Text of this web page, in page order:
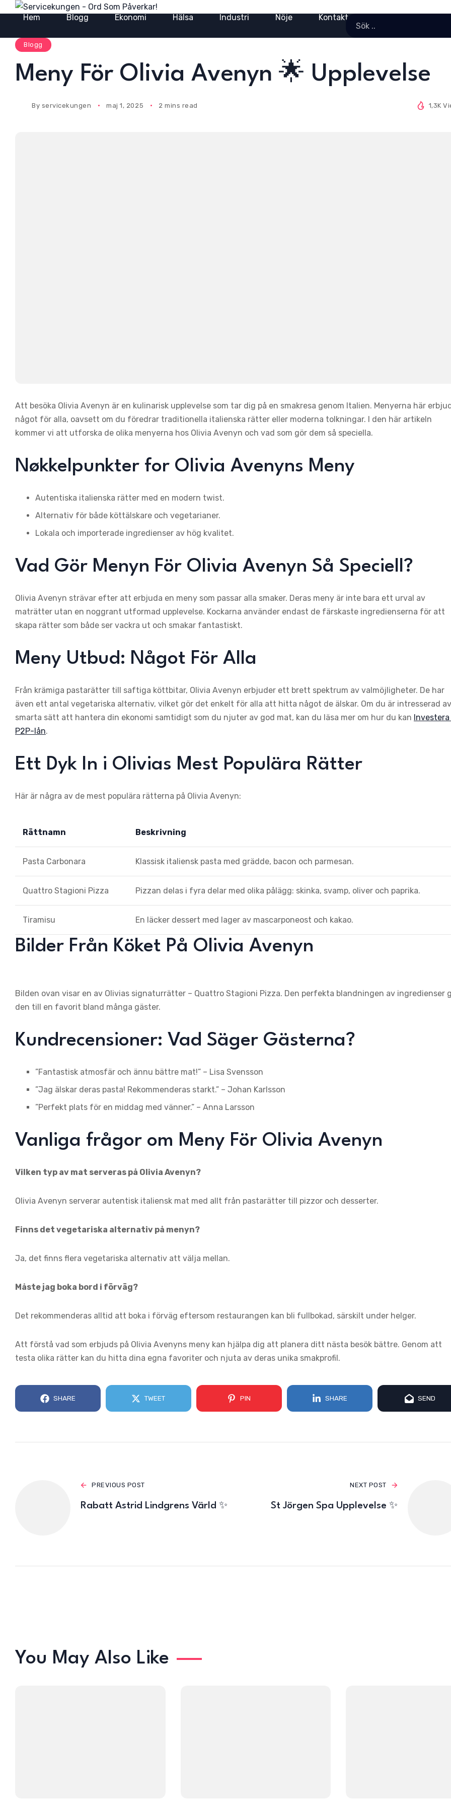
Hem Blogg Ekonomi Hälsa Industri Nöje Kontakt
Blogg
Meny För Olivia Avenyn 🌟 Upplevelse
By servicekungen maj 1, 2025 2 mins read 1,3K
Att besöka Olivia Avenyn är en kulinarisk upplevelse som tar dig på en smakresa genom Italien. Menyerna här
något för alla, oavsett om du föredrar traditionella italienska rätter eller moderna tolkningar. I den här artikeln
kommer vi att utforska de olika menyerna hos Olivia Avenyn och vad som gör dem så speciella.
Nøkkelpunkter for Olivia Avenyns Meny
Autentiska italienska rätter med en modern twist.
Alternativ för både köttälskare och vegetarianer.
Lokala och importerade ingredienser av hög kvalitet.
Vad Gör Menyn För Olivia Avenyn Så Speciell?
Olivia Avenyn strävar efter att erbjuda en meny som passar alla smaker. Deras meny är inte bara ett urval av
maträtter utan en noggrant utformad upplevelse. Kockarna använder endast de färskaste ingredienserna för att
skapa rätter som både ser vackra ut och smakar fantastiskt.
Meny Utbud: Något För Alla
Från krämiga pastarätter till saftiga köttbitar, Olivia Avenyn erbjuder ett brett spektrum av valmöjligheter. De har
även ett antal vegetariska alternativ, vilket gör det enkelt för alla att hitta något de älskar. Om du är intresserad av
smarta sätt att hantera din ekonomi samtidigt som du njuter av god mat, kan du läsa mer om hur du kan Investera
P2P-lån.
Ett Dyk In i Olivias Mest Populära Rätter
Här är några av de mest populära rätterna på Olivia Avenyn:
Rättnamn Beskrivning
Pasta Carbonara Klassisk italiensk pasta med grädde, bacon och parmesan.
Quattro Stagioni Pizza Pizzan delas i fyra delar med olika pålägg: skinka, svamp, oliver och paprika.
Tiramisu En läcker dessert med lager av mascarponeost och kakao.
Bilder Från Köket På Olivia Avenyn
Bilden ovan visar en av Olivias signaturrätter – Quattro Stagioni Pizza. Den perfekta blandningen av ingredienser
den till en favorit bland många gäster.
Kundrecensioner: Vad Säger Gästerna?
”Fantastisk atmosfär och ännu bättre mat!” – Lisa Svensson
”Jag älskar deras pasta! Rekommenderas starkt.” – Johan Karlsson
”Perfekt plats för en middag med vänner.” – Anna Larsson
Vanliga frågor om Meny För Olivia Avenyn
Vilken typ av mat serveras på Olivia Avenyn?
Olivia Avenyn serverar autentisk italiensk mat med allt från pastarätter till pizzor och desserter.
Finns det vegetariska alternativ på menyn?
Ja, det finns flera vegetariska alternativ att välja mellan.
Måste jag boka bord i förväg?
Det rekommenderas alltid att boka i förväg eftersom restaurangen kan bli fullbokad, särskilt under helger.
Att förstå vad som erbjuds på Olivia Avenyns meny kan hjälpa dig att planera ditt nästa besök bättre. Genom att
testa olika rätter kan du hitta dina egna favoriter och njuta av deras unika smakprofil.
SHARE TWEET PIN SHARE SEND
PREVIOUS POST
Rabatt Astrid Lindgrens Värld ✨
NEXT POST
St Jörgen Spa Upplevelse ✨
You May Also Like